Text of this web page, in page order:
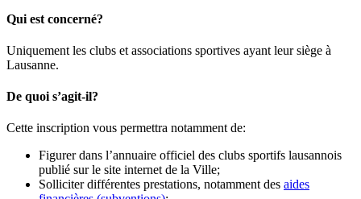
Qui est concerné?
Uniquement les clubs et associations sportives ayant leur siège à
Lausanne.
De quoi s’agit-il?
Cette inscription vous permettra notamment de:
Figurer dans l’annuaire officiel des clubs sportifs lausannois
publié sur le site internet de la Ville;
Solliciter différentes prestations, notamment des aides